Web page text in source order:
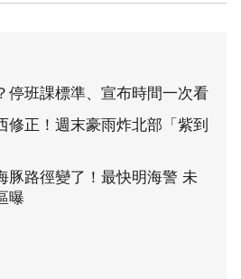
停班課標準、宣布時間一次看
修正！週末豪雨炸北部「紫到
豚路徑變了！最快明海警 未
曝